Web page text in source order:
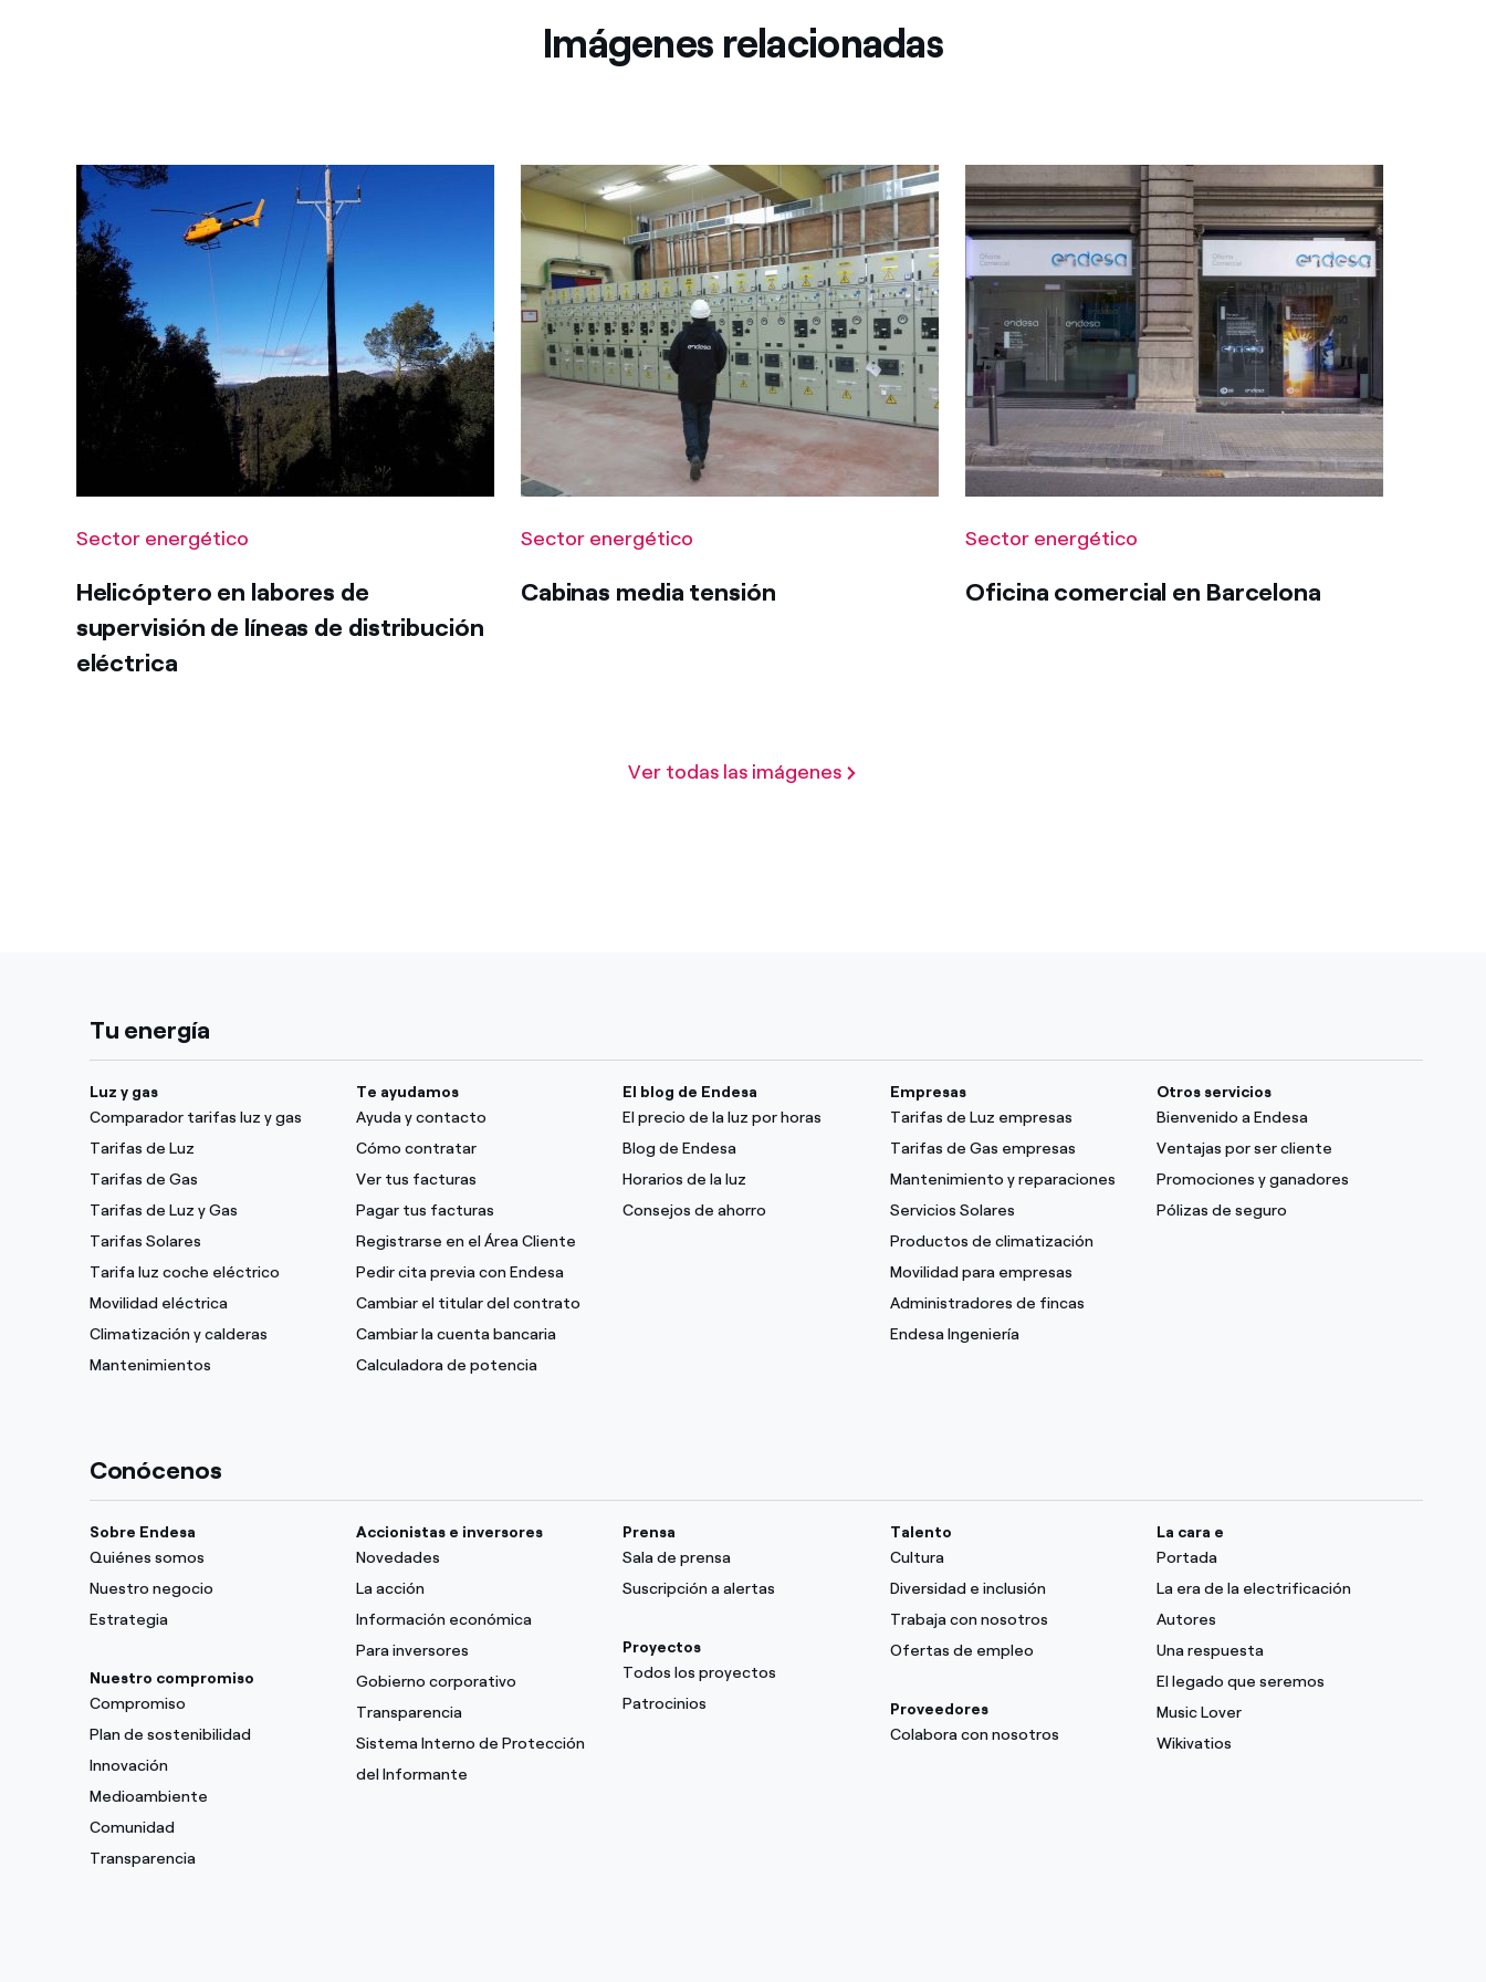
Imágenes relacionadas
Sector energético
Helicóptero en labores de
supervisión de líneas de distribución
eléctrica
Sector energético
Cabinas media tensión
Sector energético
Oficina comercial en Barcelona
Ver todas las imágenes
Tu energía
Luz y gas
Comparador tarifas luz y gas
Tarifas de Luz
Tarifas de Gas
Tarifas de Luz y Gas
Tarifas Solares
Tarifa luz coche eléctrico
Movilidad eléctrica
Climatización y calderas
Mantenimientos
Te ayudamos
Ayuda y contacto
Cómo contratar
Ver tus facturas
Pagar tus facturas
Registrarse en el Área Cliente
Pedir cita previa con Endesa
Cambiar el titular del contrato
Cambiar la cuenta bancaria
Calculadora de potencia
El blog de Endesa
El precio de la luz por horas
Blog de Endesa
Horarios de la luz
Consejos de ahorro
Empresas
Tarifas de Luz empresas
Tarifas de Gas empresas
Mantenimiento y reparaciones
Servicios Solares
Productos de climatización
Movilidad para empresas
Administradores de fincas
Endesa Ingeniería
Otros servicios
Bienvenido a Endesa
Ventajas por ser cliente
Promociones y ganadores
Pólizas de seguro
Conócenos
Sobre Endesa
Quiénes somos
Nuestro negocio
Estrategia
Nuestro compromiso
Compromiso
Plan de sostenibilidad
Innovación
Medioambiente
Comunidad
Transparencia
Accionistas e inversores
Novedades
La acción
Información económica
Para inversores
Gobierno corporativo
Transparencia
Sistema Interno de Protección
del Informante
Prensa
Sala de prensa
Suscripción a alertas
Proyectos
Todos los proyectos
Patrocinios
Talento
Cultura
Diversidad e inclusión
Trabaja con nosotros
Ofertas de empleo
Proveedores
Colabora con nosotros
La cara e
Portada
La era de la electrificación
Autores
Una respuesta
El legado que seremos
Music Lover
Wikivatios